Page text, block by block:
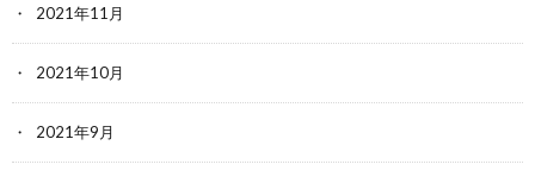
2021年11月
2021年10月
2021年9月